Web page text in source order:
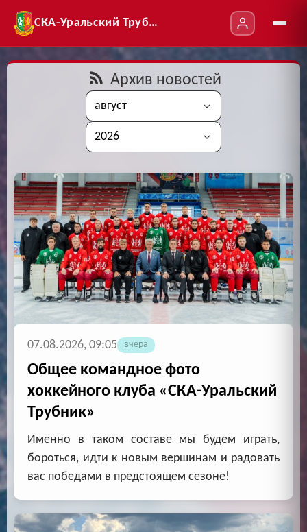
СКА-Уральский Трубник
Архив новостей
07.08.2026, 09:05 вчера
Общее командное фото
хоккейного клуба «СКА-Уральский
Трубник»
Именно в таком составе мы будем играть,
бороться, идти к новым вершинам и радовать
вас победами в предстоящем сезоне!